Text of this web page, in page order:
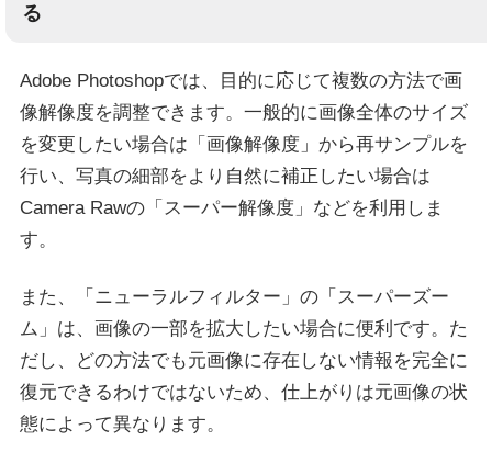
る
Adobe Photoshopでは、目的に応じて複数の方法で画
像解像度を調整できます。一般的に画像全体のサイズ
を変更したい場合は「画像解像度」から再サンプルを
行い、写真の細部をより自然に補正したい場合は
Camera Rawの「スーパー解像度」などを利用しま
す。
また、「ニューラルフィルター」の「スーパーズー
ム」は、画像の一部を拡大したい場合に便利です。た
だし、どの方法でも元画像に存在しない情報を完全に
復元できるわけではないため、仕上がりは元画像の状
態によって異なります。